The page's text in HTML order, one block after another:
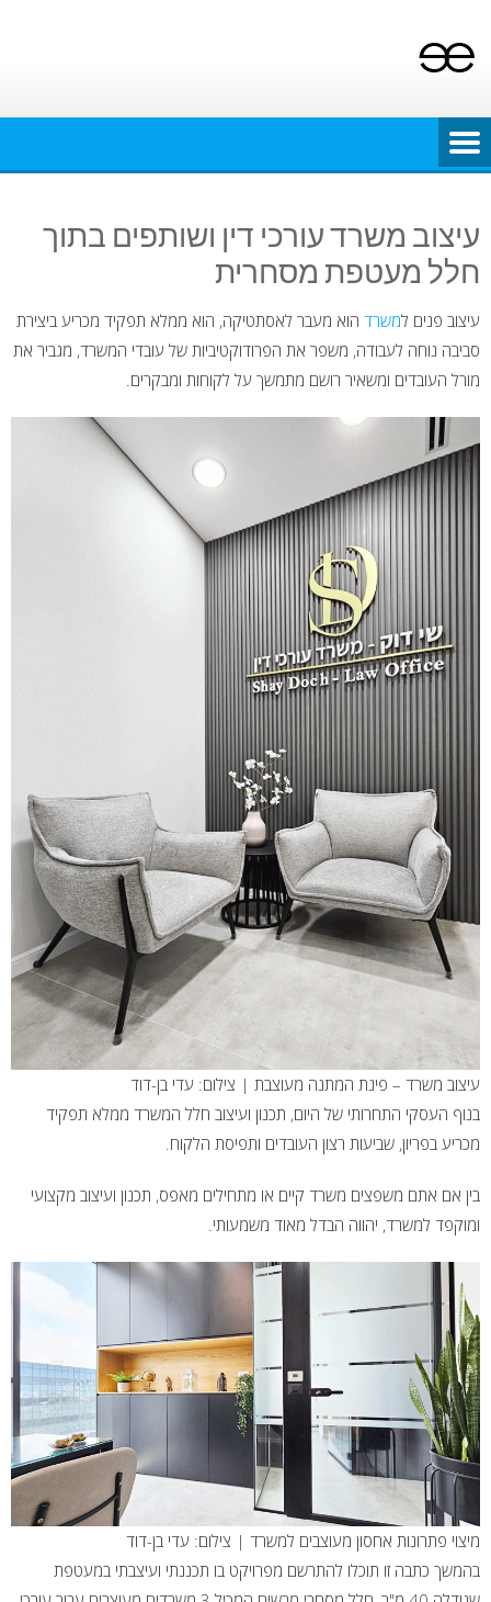
content
עיצוב משרד עורכי דין ושותפים בתוך
חלל מעטפת מסחרית
עיצוב פנים למשרד הוא מעבר לאסתטיקה, הוא ממלא תפקיד מכריע ביצירת
סביבה נוחה לעבודה, משפר את הפרודוקטיביות של עובדי המשרד, מגביר את
מורל העובדים ומשאיר רושם מתמשך על לקוחות ומבקרים.
עיצוב משרד – פינת המתנה מעוצבת | צילום: עדי בן-דוד
בנוף העסקי התחרותי של היום, תכנון ועיצוב חלל המשרד ממלא תפקיד
מכריע בפריון, שביעות רצון העובדים ותפיסת הלקוח.
בין אם אתם משפצים משרד קיים או מתחילים מאפס, תכנון ועיצוב מקצועי
ומוקפד למשרד, יהווה הבדל מאוד משמעותי.
מיצוי פתרונות אחסון מעוצבים למשרד | צילום: עדי בן-דוד
בהמשך כתבה זו תוכלו להתרשם מפרויקט בו תכננתי ועיצבתי במעטפת